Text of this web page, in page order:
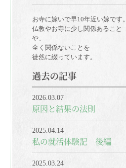
お寺に嫁いで早10年近い嫁です。
仏教やお寺に少し関係あること
や、
全く関係ないことを
徒然に綴っています。
過去の記事
2026.03.07
原因と結果の法則
2025.04.14
私の就活体験記 後編
2025.03.24